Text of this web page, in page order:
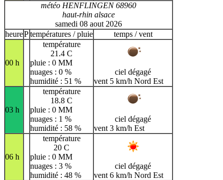
météo HENFLINGEN 68960
haut-rhin alsace
samedi 08 aout 2026
heurePtempératures / pluie temps / vent
00 h
température
21.4 C
pluie : 0 MM
nuages : 0 %
humidité : 51 %
ciel dégagé
vent 5 km/h Nord Est
03 h
température
18.8 C
pluie : 0 MM
nuages : 1 %
humidité : 58 %
ciel dégagé
vent 3 km/h Est
06 h
température
20 C
pluie : 0 MM
nuages : 3 %
humidité : 48 %
ciel dégagé
vent 6 km/h Nord Est